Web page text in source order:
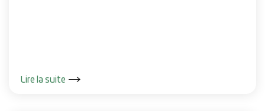
Lire la suite